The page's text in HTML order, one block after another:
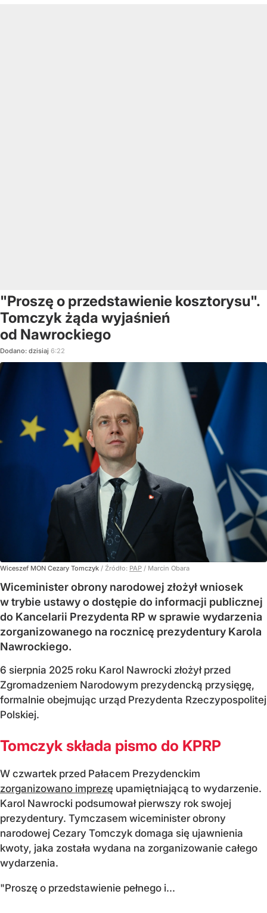
"Proszę o przedstawienie kosztorysu".
Tomczyk żąda wyjaśnień
od Nawrockiego
Dodano: dzisiaj 6:22
Wiceszef MON Cezary Tomczyk / Źródło: PAP / Marcin Obara
Wiceminister obrony narodowej złożył wniosek
w trybie ustawy o dostępie do informacji publicznej
do Kancelarii Prezydenta RP w sprawie wydarzenia
zorganizowanego na rocznicę prezydentury Karola
Nawrockiego.
6 sierpnia 2025 roku Karol Nawrocki złożył przed
Zgromadzeniem Narodowym prezydencką przysięgę,
formalnie obejmując urząd Prezydenta Rzeczypospolitej
Polskiej.
Tomczyk składa pismo do KPRP
W czwartek przed Pałacem Prezydenckim
zorganizowano imprezę upamiętniającą to wydarzenie.
Karol Nawrocki podsumował pierwszy rok swojej
prezydentury. Tymczasem wiceminister obrony
narodowej Cezary Tomczyk domaga się ujawnienia
kwoty, jaka została wydana na zorganizowanie całego
wydarzenia.
"Proszę o przedstawienie pełnego i...